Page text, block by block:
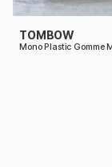
TOMBOW
Mono Plastic Gomme